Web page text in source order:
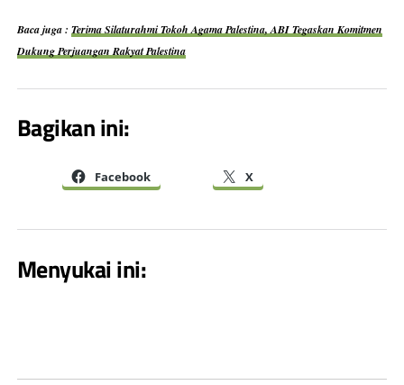
Baca juga : Terima Silaturahmi Tokoh Agama Palestina, ABI Tegaskan Komitmen
Dukung Perjuangan Rakyat Palestina
Bagikan ini:
Facebook X
Menyukai ini: